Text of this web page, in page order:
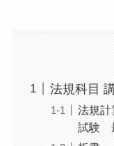
法規科目
法規
試験